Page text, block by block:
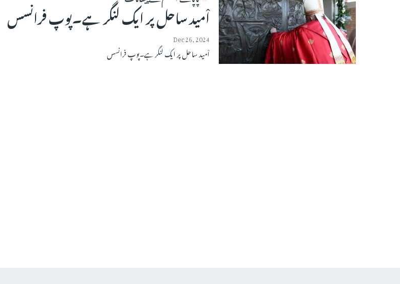
اْمید ساحل پر ایک لنگر ہے۔پوپ فرانسس
Dec 26, 2024
اْمید ساحل پر ایک لنگر ہے۔پوپ فرانسس